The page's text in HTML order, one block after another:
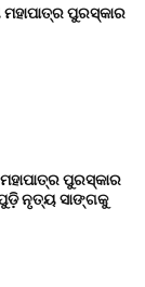
ପୁରସ୍କାର
ପୁରସ୍କାର
ନୃତ୍ୟ ସାଙ୍ଗକୁ